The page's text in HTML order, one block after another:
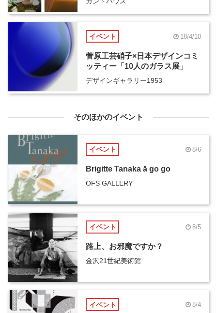
イベント 18/4/10
菅原工芸硝子×日本デザインコミ
ッティー「10人のガラス展」
デザインギャラリー1953
そのほかのイベント
イベント 8/6
Brigitte Tanaka ā go go
OFS GALLERY
イベント 8/5
路上、お邪魔ですか？
金沢21世紀美術館
イベント 8/4